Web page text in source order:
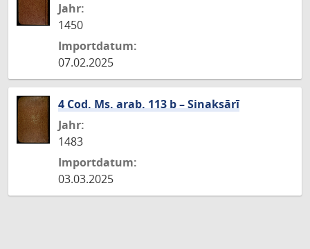
Jahr:
1450
Importdatum:
07.02.2025
4 Cod. Ms. arab. 113 b – Sinaksārī
Jahr:
1483
Importdatum:
03.03.2025